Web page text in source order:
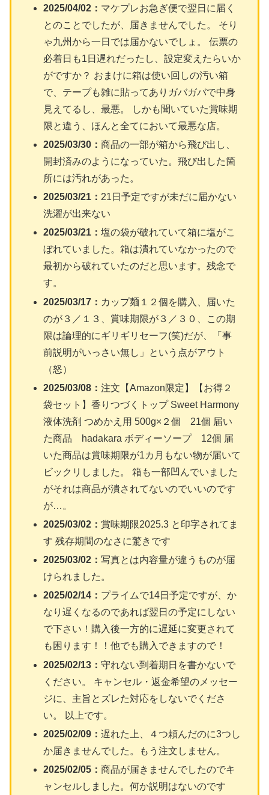
2025/04/02： マケプレお急ぎ便で翌日に届く
とのことでしたが、届きませんでした。 そり
ゃ九州から一日では届かないでしょ。 伝票の
必着日も1日遅れだったし、設定変えたらいか
がですか？ おまけに箱は使い回しの汚い箱
で、テープも雑に貼ってありガバガバで中身
見えてるし、最悪。 しかも聞いていた賞味期
限と違う、ほんと全てにおいて最悪な店。
2025/03/30：商品の一部が箱から飛び出し、
開封済みのようになっていた。飛び出した箇
所には汚れがあった。
2025/03/21： 21日予定ですが未だに届かない
洗濯が出来ない
2025/03/21：塩の袋が破れていて箱に塩がこ
ぼれていました。箱は潰れていなかったので
最初から破れていたのだと思います。残念で
す。
2025/03/17： カップ麺１２個を購入、届いた
のが３／１３、賞味期限が３／３０、この期
限は論理的にギリギリセーフ(笑)だが、「事
前説明がいっさい無し」という点がアウト
（怒）
2025/03/08：注文【Amazon限定】【お得２
袋セット】香りつづくトップ Sweet Harmony
液体洗剤 つめかえ用 500g×２個 21個 届い
た商品 hadakara ボディーソープ 12個 届
いた商品は賞味期限が1カ月もない物が届いて
ビックリしました。 箱も一部凹んでいました
がそれは商品が潰されてないのでいいのです
が…。
2025/03/02： 賞味期限2025.3 と印字されてま
す 残存期間のなさに驚きです
2025/03/02：写真とは内容量が違うものが届
けられました。
2025/02/14： プライムで14日予定ですが、か
なり遅くなるのであれば翌日の予定にしない
で下さい！購入後一方的に遅延に変更されて
も困ります！！他でも購入できますので！
2025/02/13：守れない到着期日を書かないで
ください。 キャンセル・返金希望のメッセー
ジに、主旨とズレた対応をしないでくださ
い。 以上です。
2025/02/09：遅れた上、４つ頼んだのに3つし
か届きませんでした。もう注文しません。
2025/02/05：商品が届きませんでしたのでキ
ャンセルしました。何か説明はないのです